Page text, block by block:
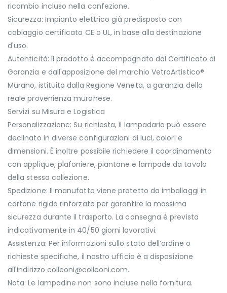
ricambio incluso nella confezione.
Sicurezza: Impianto elettrico già predisposto con
cablaggio certificato CE o UL, in base alla destinazione
d'uso.
Autenticità: Il prodotto è accompagnato dal Certificato di
Garanzia e dall'apposizione del marchio VetroArtistico®
Murano, istituito dalla Regione Veneta, a garanzia della
reale provenienza muranese.
Servizi su Misura e Logistica
Personalizzazione: Su richiesta, il lampadario può essere
declinato in diverse configurazioni di luci, colori e
dimensioni. È inoltre possibile richiedere il coordinamento
con applique, plafoniere, piantane e lampade da tavolo
della stessa collezione.
Spedizione: Il manufatto viene protetto da imballaggi in
cartone rigido rinforzato per garantire la massima
sicurezza durante il trasporto. La consegna è prevista
indicativamente in 40/50 giorni lavorativi.
Assistenza: Per informazioni sullo stato dell’ordine o
richieste specifiche, il nostro ufficio è a disposizione
all'indirizzo colleoni@colleoni.com.
Nota: Le lampadine non sono incluse nella fornitura.